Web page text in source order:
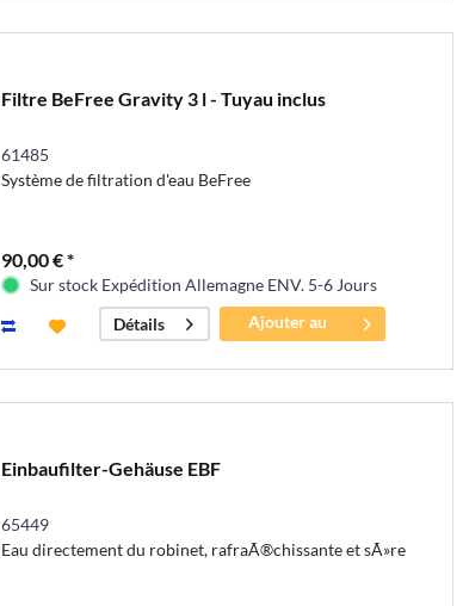
Filtre BeFree Gravity 3 l - Tuyau inclus
61485
Système de filtration d'eau BeFree
90,00 € *
Sur stock Expédition Allemagne ENV. 5-6 Jours
Détails
Ajouter au
panier
Einbaufilter-Gehäuse EBF
65449
Eau directement du robinet, rafraÃ®chissante et sÃ»re